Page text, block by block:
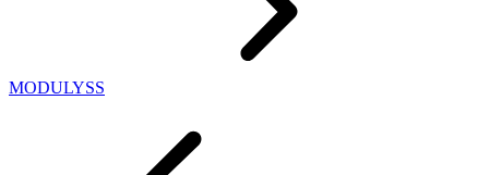
MODULYSS